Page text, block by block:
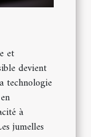
et
devient
technologie
à
jumelles